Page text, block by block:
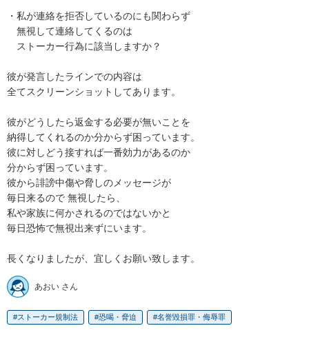
・私が連絡を拒否しているのにも関わらず
無視して連絡してくるのは
ストーカー行為に該当しますか？
彼が発言したラインでの内容は
全てスクリーンショットしてあります。
彼がどうしたら返金する必要が無いことを
納得してくれるのか分からず困っています。
彼に対しどう接すれば一番効力があるのか
分からず困っています。
彼から誹謗中傷や脅しのメッセージが
毎日来るので 無視したら、
私や家族に何かされるのではないかと
毎日恐怖で無視出来ずにいます。
長くなりましたが、宜しくお願い致します。
あおい さん
ストーカー規制法 恐喝・脅迫 名誉毀損罪・侮辱罪